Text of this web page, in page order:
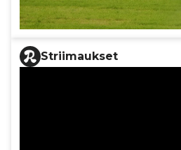
Striimaukset